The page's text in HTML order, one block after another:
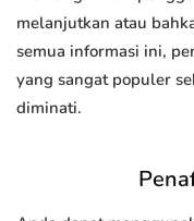
melanjutkan atau
semua informasi ini,
yang sangat populer
diminati.